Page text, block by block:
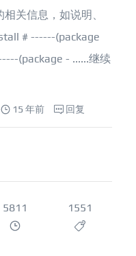
关信息，如说明、
# ------(package
(package - ......继续
15 年前 回复
5811 1551